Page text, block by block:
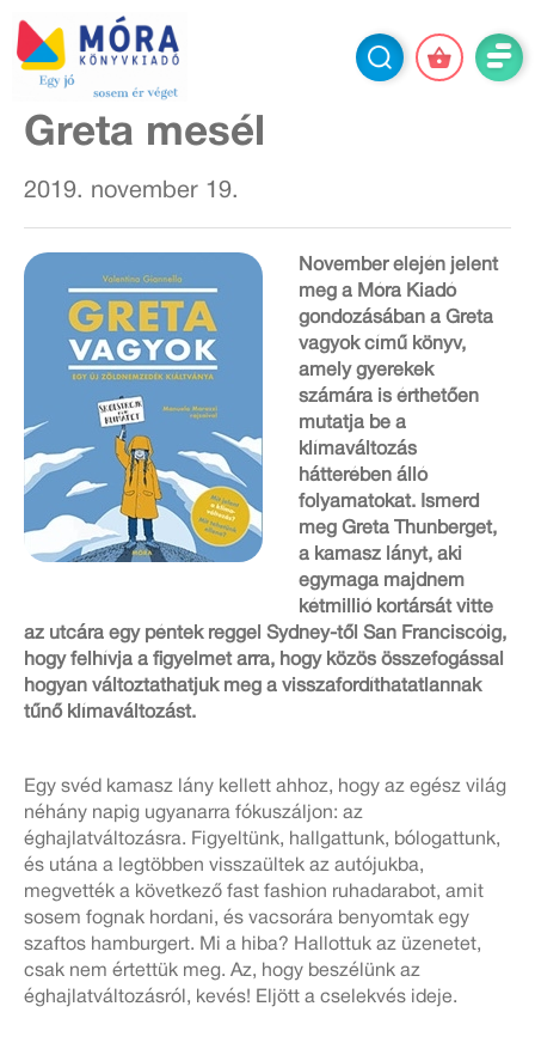
Greta mesél
2019. november 19.
November elején jelent
meg a Móra Kiadó
gondozásában a Greta
vagyok című könyv,
amely gyerekek
számára is érthetően
mutatja be a
klímaváltozás
hátterében álló
folyamatokat. Ismerd
meg Greta Thunberget,
a kamasz lányt, aki
egymaga majdnem
kétmillió kortársát vitte
az utcára egy péntek reggel Sydney-től San Franciscóig,
hogy felhívja a figyelmet arra, hogy közös összefogással
hogyan változtathatjuk meg a visszafordíthatatlannak
tűnő klímaváltozást.
Egy svéd kamasz lány kellett ahhoz, hogy az egész világ
néhány napig ugyanarra fókuszáljon: az
éghajlatváltozásra. Figyeltünk, hallgattunk, bólogattunk,
és utána a legtöbben visszaültek az autójukba,
megvették a következő fast fashion ruhadarabot, amit
sosem fognak hordani, és vacsorára benyomtak egy
szaftos hamburgert. Mi a hiba? Hallottuk az üzenetet,
csak nem értettük meg. Az, hogy beszélünk az
éghajlatváltozásról, kevés! Eljött a cselekvés ideje.